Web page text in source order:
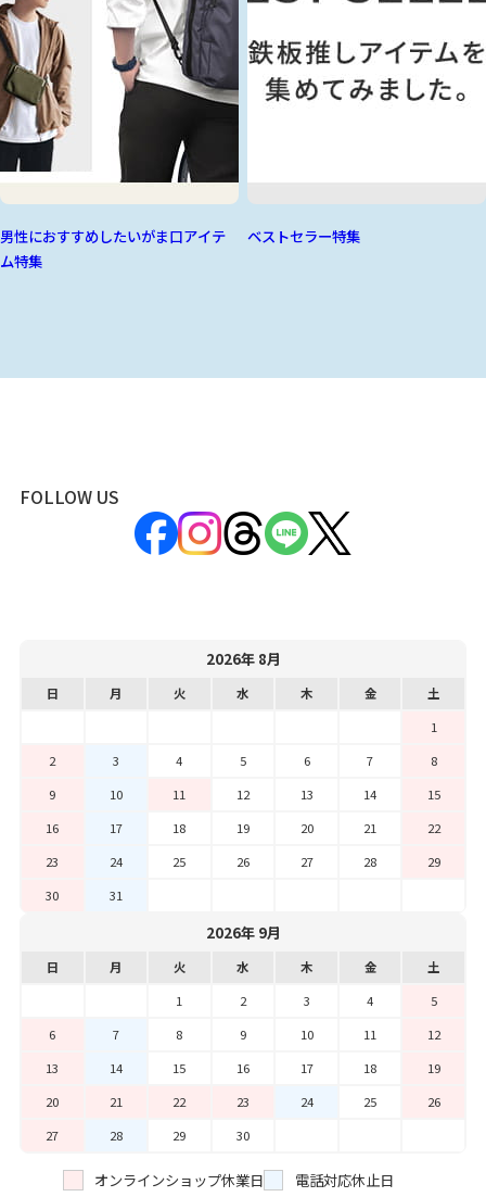
男性におすすめしたいがま口アイテ
ム特集
ベストセラー特集
FOLLOW US
2026年 8月
日 月 火 水 木 金
土
1
2
3 4 5 6 7
8
9
10 11 12 13 14
15
16
17 18 19 20 21
22
23
24 25 26 27 28
29
30
31
2026年 9月
日 月 火 水 木 金
土
1
2 3 4
5
6
7 8 9 10 11
12
13
14 15 16 17 18
19
20
21 22 23 24 25
26
27
28 29 30
オンラインショップ休業日 電話対応休止日